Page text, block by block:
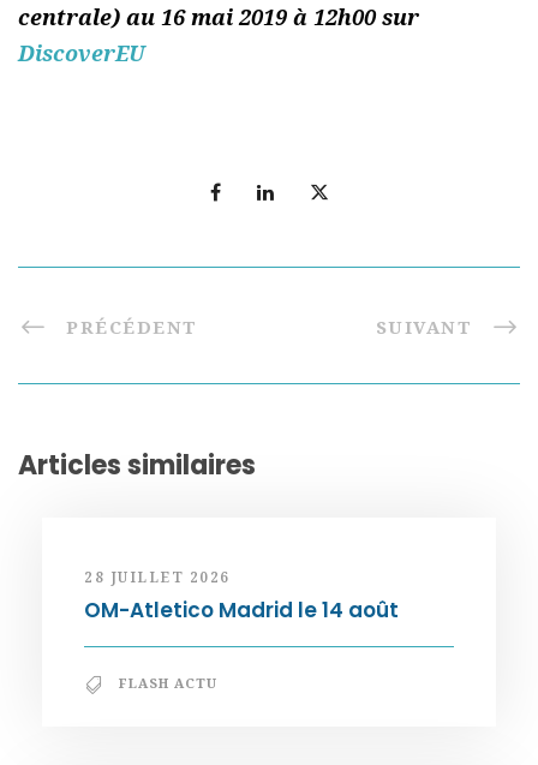
centrale) au 16 mai 2019 à 12h00 sur
DiscoverEU
PRÉCÉDENT SUIVANT
Articles similaires
28 JUILLET 2026
OM-Atletico Madrid le 14 août
FLASH ACTU